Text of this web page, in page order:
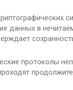
данных в
протоколы